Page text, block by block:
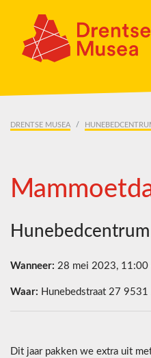
DRENTSE MUSEA
Wanneer: 28 mei 2023,
Waar: Hunebedstraat 27 9531
Dit jaar pakken we extra uit